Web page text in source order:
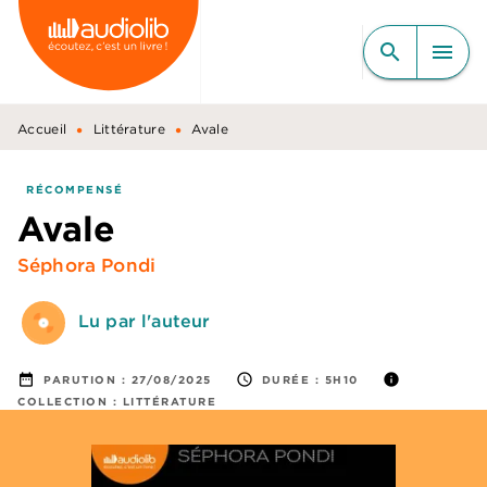
MENU RECHERCHE
CONTENU
PIED DE PAGE
search menu
Accueil • Littérature • Avale
RÉCOMPENSÉ
Avale
Séphora Pondi
Lu par l'auteur
date_range PARUTION : 27/08/2025 access_time DURÉE : 5H10 info
COLLECTION : LITTÉRATURE